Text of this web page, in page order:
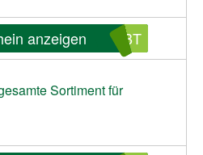
anzeigen FBT
Sortiment für